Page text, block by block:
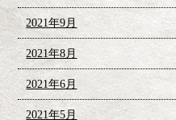
2021年9月
2021年8月
2021年6月
2021年5月